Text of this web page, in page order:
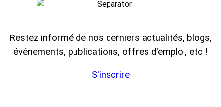
Restez informé de nos derniers actualités, blogs,
événements, publications, offres d'emploi, etc !
S'inscrire